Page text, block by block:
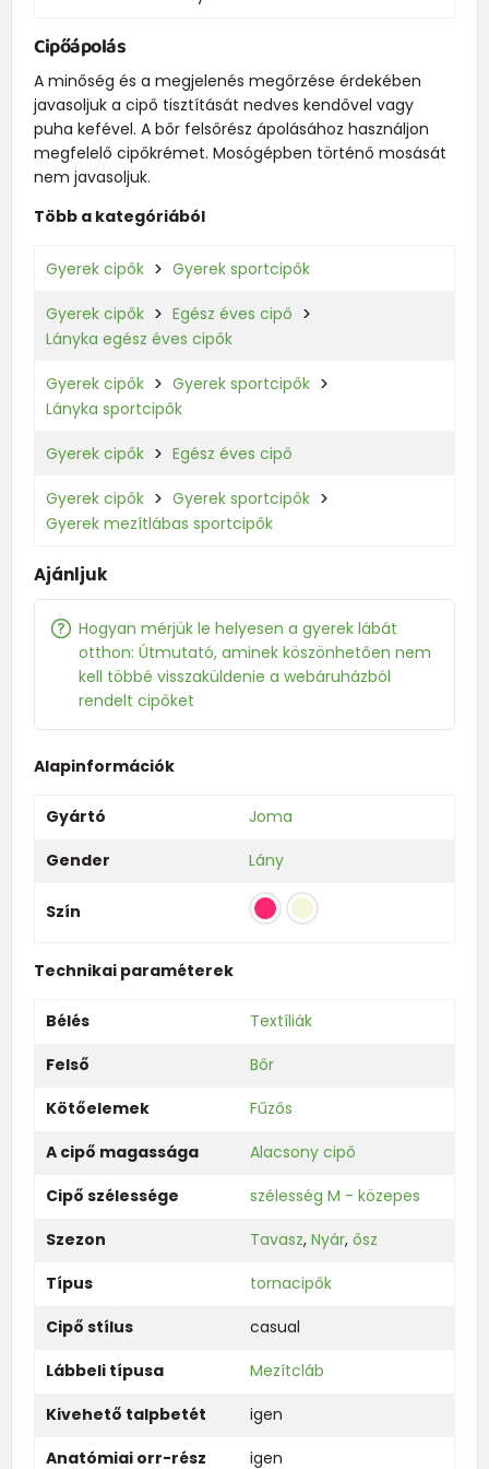
Cipőápolás
A minőség és a megjelenés megőrzése érdekében
javasoljuk a cipő tisztítását nedves kendővel vagy
puha kefével. A bőr felsőrész ápolásához használjon
megfelelő cipőkrémet. Mosógépben történő mosását
nem javasoljuk.
Több a kategóriából
Gyerek cipők Gyerek sportcipők
Gyerek cipők
Egész éves cipő
Lányka egész éves cipők
Gyerek cipők
Gyerek sportcipők
Lányka sportcipők
Gyerek cipők Egész éves cipő
Gyerek cipők
Gyerek sportcipők
Gyerek mezítlábas sportcipők
Ajánljuk
Hogyan mérjük le helyesen a gyerek lábát
otthon: Útmutató, aminek köszönhetően nem
kell többé visszaküldenie a webáruházból
rendelt cipőket
Alapinformációk
Gyártó
Joma
Gender
Lány
Szín
Technikai paraméterek
Bélés
Textíliák
Felső
Bőr
Kötőelemek
Fűzős
A cipő magassága
Alacsony cipő
Cipő szélessége
szélesség M - közepes
Szezon
Tavasz, Nyár, ősz
Típus
tornacipők
Cipő stílus
casual
Lábbeli típusa
Mezítcláb
Kivehető talpbetét
igen
Anatómiai orr-rész
igen